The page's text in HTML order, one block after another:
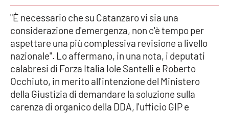
Meteo
Editoriali
VIDEO
Ambiente
"È necessario che su Catanzaro vi sia una
considerazione d'emergenza, non c'è tempo per
aspettare una più complessiva revisione a livello
nazionale". Lo affermano, in una nota, i deputati
calabresi di Forza Italia Iole Santelli e Roberto
Occhiuto, in merito all'intenzione del Ministero
della Giustizia di demandare la soluzione sulla
carenza di organico della DDA, l'ufficio GIP e